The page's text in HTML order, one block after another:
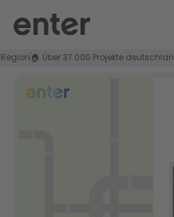
🏠 Über 37.000 Projekte deutschlandweit